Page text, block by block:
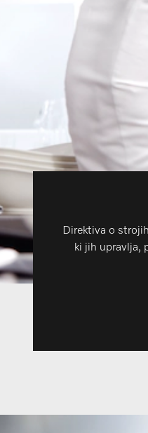
Direktiva o
ki jih upravlja,